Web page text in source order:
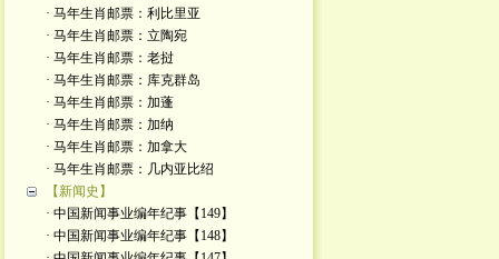
· 马年生肖邮票：利比里亚
· 马年生肖邮票：立陶宛
· 马年生肖邮票：老挝
· 马年生肖邮票：库克群岛
· 马年生肖邮票：加蓬
· 马年生肖邮票：加纳
· 马年生肖邮票：加拿大
· 马年生肖邮票：几内亚比绍
【新闻史】
· 中国新闻事业编年纪事【149】
· 中国新闻事业编年纪事【148】